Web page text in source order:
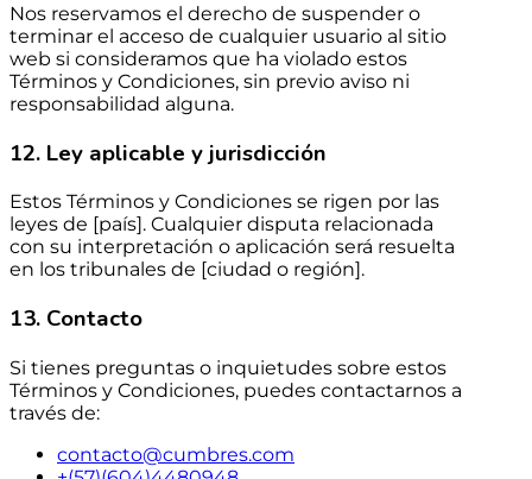
Nos reservamos el derecho de suspender o
terminar el acceso de cualquier usuario al sitio
web si consideramos que ha violado estos
Términos y Condiciones, sin previo aviso ni
responsabilidad alguna.
12. Ley aplicable y jurisdicción
Estos Términos y Condiciones se rigen por las
leyes de [país]. Cualquier disputa relacionada
con su interpretación o aplicación será resuelta
en los tribunales de [ciudad o región].
13. Contacto
Si tienes preguntas o inquietudes sobre estos
Términos y Condiciones, puedes contactarnos a
través de:
contacto@cumbres.com